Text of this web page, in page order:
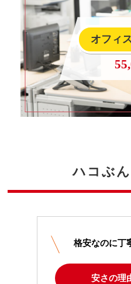
オフィ
ハコぶ
格安なのに丁
安さの理